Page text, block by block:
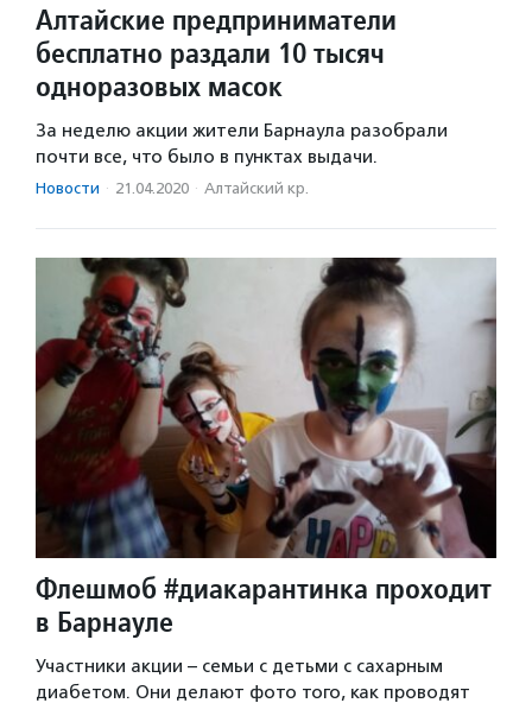
Алтайские предприниматели
бесплатно раздали 10 тысяч
одноразовых масок
За неделю акции жители Барнаула разобрали
почти все, что было в пунктах выдачи.
Новости · 21.04.2020 · Алтайский кр.
Флешмоб #диакарантинка проходит
в Барнауле
Участники акции – семьи с детьми с сахарным
диабетом. Они делают фото того, как проводят